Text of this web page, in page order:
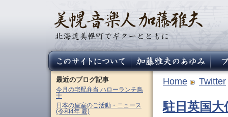
Home Twitter
駐日英国
最近のブログ記事
今月の宅配弁当 ハローランチ鳥
十
日本の皇室のご活動・ニュース
(令和4年 夏)